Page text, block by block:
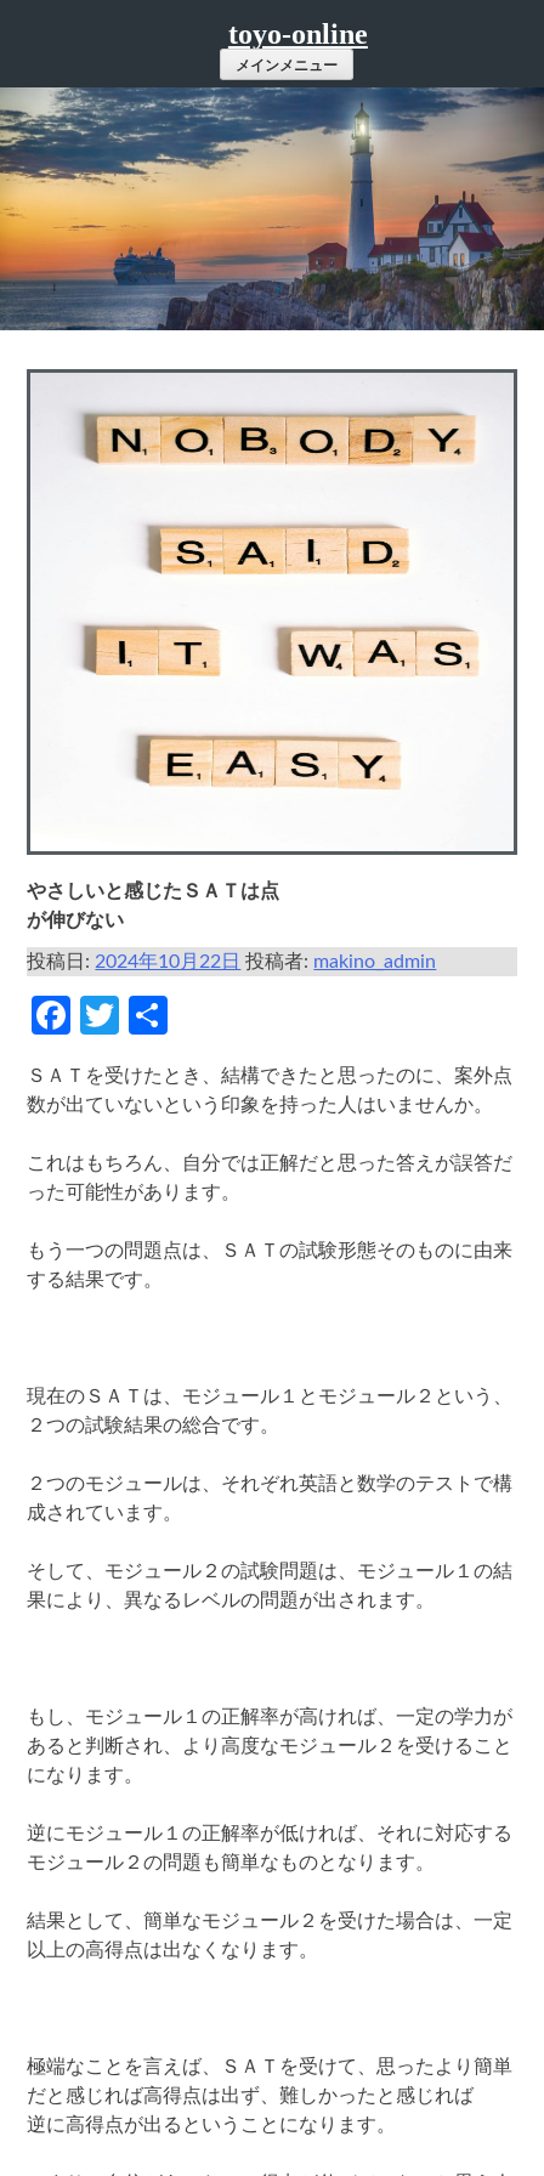
ツ
へ
ス
キ
ッ
プ
toyo-online
メインメニュー
やさしいと感じたＳＡＴは点
が伸びない
投稿日:2024年10月22日 投稿者: makino_admin
Facebook
Twitter
ＳＡＴを受けたとき、結構できたと思ったのに、案外点
数が出ていないという印象を持った人はいませんか。
これはもちろん、自分では正解だと思った答えが誤答だ
った可能性があります。
もう一つの問題点は、ＳＡＴの試験形態そのものに由来
する結果です。
現在のＳＡＴは、モジュール１とモジュール２という、
２つの試験結果の総合です。
２つのモジュールは、それぞれ英語と数学のテストで構
成されています。
そして、モジュール２の試験問題は、モジュール１の結
果により、異なるレベルの問題が出されます。
もし、モジュール１の正解率が高ければ、一定の学力が
あると判断され、より高度なモジュール２を受けること
になります。
逆にモジュール１の正解率が低ければ、それに対応する
モジュール２の問題も簡単なものとなります。
結果として、簡単なモジュール２を受けた場合は、一定
以上の高得点は出なくなります。
極端なことを言えば、ＳＡＴを受けて、思ったより簡単
だと感じれば高得点は出ず、難しかったと感じれば
逆に高得点が出るということになります。